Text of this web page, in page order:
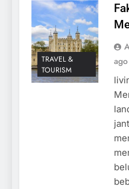
TRAVEL &
TOURISM
ago